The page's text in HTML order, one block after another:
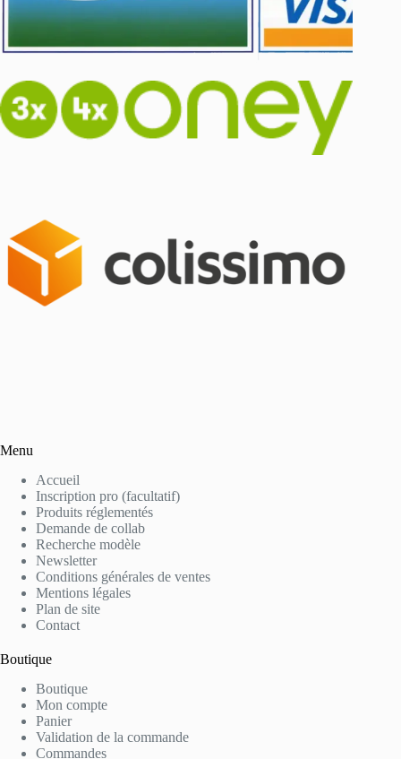
Menu
Accueil
Inscription pro (facultatif)
Produits réglementés
Demande de collab
Recherche modèle
Newsletter
Conditions générales de ventes
Mentions légales
Plan de site
Contact
Boutique
Boutique
Mon compte
Panier
Validation de la commande
Commandes